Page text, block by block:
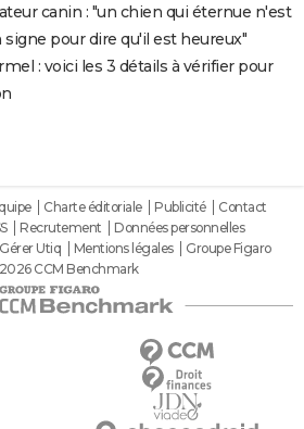
canin : "un chien qui éternue n'est
signe pour dire qu'il est heureux"
: voici les 3 détails à vérifier pour
Charte éditoriale Publicité
Contact
Recrutement
Données personnelles
Gérer Utiq Mentions légales
Groupe Figaro
CCM Benchmark